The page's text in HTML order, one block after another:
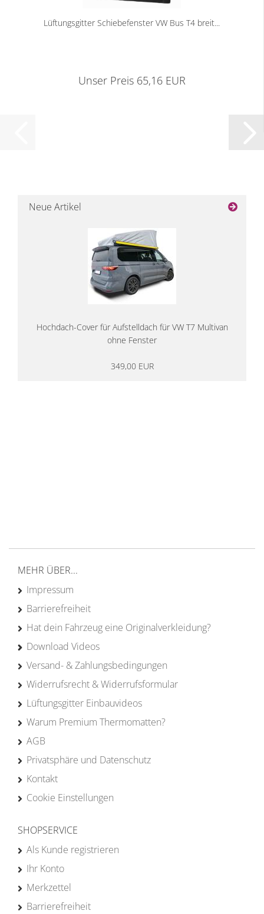
Lüftungsgitter Schiebefenster VW Bus T4 breit...
Unser Preis 65,16 EUR
Neue Artikel
Hochdach-Cover für Aufstelldach für VW T7 Multivan
ohne Fenster
349,00 EUR
MEHR ÜBER...
Impressum
Barrierefreiheit
Hat dein Fahrzeug eine Originalverkleidung?
Download Videos
Versand- & Zahlungsbedingungen
Widerrufsrecht & Widerrufsformular
Lüftungsgitter Einbauvideos
Warum Premium Thermomatten?
AGB
Privatsphäre und Datenschutz
Kontakt
Cookie Einstellungen
SHOPSERVICE
Als Kunde registrieren
Ihr Konto
Merkzettel
Barrierefreiheit